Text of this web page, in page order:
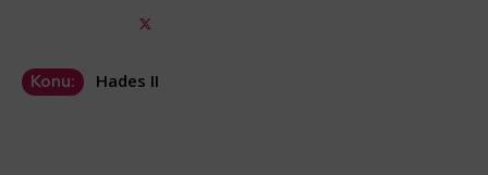
Konu: Hades II